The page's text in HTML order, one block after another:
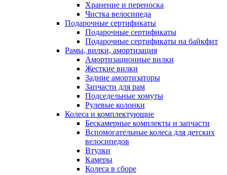
Хранение и переноска
Чистка велосипеда
Подарочные сертификаты
Подарочные сертификаты
Подарочные сертификаты на байкфит
Рамы, вилки, амортизация
Амортизационные вилки
Жесткие вилки
Задние амортизаторы
Запчасти для рам
Подседельные хомуты
Рулевые колонки
Колеса и комплектующие
Бескамерные комплекты и запчасти
Вспомогательные колеса для детских
велосипедов
Втулки
Камеры
Колеса в сборе